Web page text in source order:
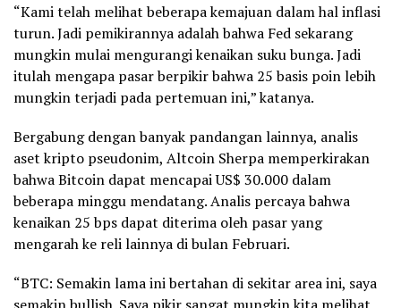
“Kami telah melihat beberapa kemajuan dalam hal inflasi
turun. Jadi pemikirannya adalah bahwa Fed sekarang
mungkin mulai mengurangi kenaikan suku bunga. Jadi
itulah mengapa pasar berpikir bahwa 25 basis poin lebih
mungkin terjadi pada pertemuan ini,” katanya.
Bergabung dengan banyak pandangan lainnya, analis
aset kripto pseudonim, Altcoin Sherpa memperkirakan
bahwa Bitcoin dapat mencapai US$ 30.000 dalam
beberapa minggu mendatang. Analis percaya bahwa
kenaikan 25 bps dapat diterima oleh pasar yang
mengarah ke reli lainnya di bulan Februari.
“BTC: Semakin lama ini bertahan di sekitar area ini, saya